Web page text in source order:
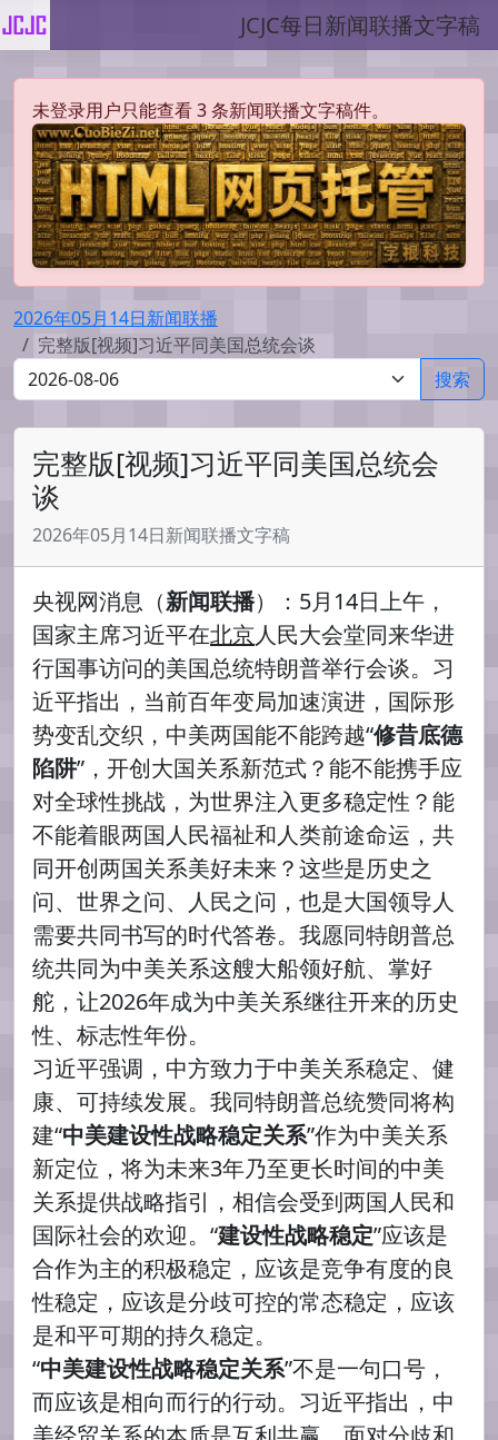
JCJC每日新闻联播文字稿
未登录用户只能查看 3 条新闻联播文字稿件。
2026年05月14日新闻联播
完整版[视频]习近平同美国总统会谈
搜索
完整版[视频]习近平同美国总统会
谈
2026年05月14日新闻联播文字稿
央视网消息（新闻联播）：5月14日上午，
国家主席习近平在北京人民大会堂同来华进
行国事访问的美国总统特朗普举行会谈。习
近平指出，当前百年变局加速演进，国际形
势变乱交织，中美两国能不能跨越“修昔底德
陷阱”，开创大国关系新范式？能不能携手应
对全球性挑战，为世界注入更多稳定性？能
不能着眼两国人民福祉和人类前途命运，共
同开创两国关系美好未来？这些是历史之
问、世界之问、人民之问，也是大国领导人
需要共同书写的时代答卷。我愿同特朗普总
统共同为中美关系这艘大船领好航、掌好
舵，让2026年成为中美关系继往开来的历史
性、标志性年份。
习近平强调，中方致力于中美关系稳定、健
康、可持续发展。我同特朗普总统赞同将构
建“中美建设性战略稳定关系”作为中美关系
新定位，将为未来3年乃至更长时间的中美
关系提供战略指引，相信会受到两国人民和
国际社会的欢迎。“建设性战略稳定”应该是
合作为主的积极稳定，应该是竞争有度的良
性稳定，应该是分歧可控的常态稳定，应该
是和平可期的持久稳定。
“中美建设性战略稳定关系”不是一句口号，
而应该是相向而行的行动。习近平指出，中